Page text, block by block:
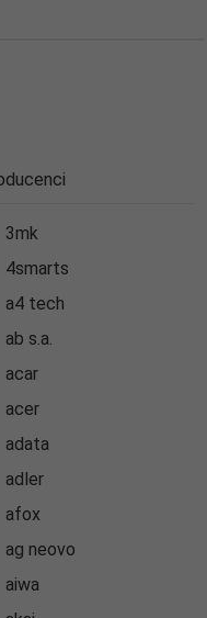
3mk
4smarts
a4 tech
ab s.a.
acar
acer
adata
adler
afox
ag neovo
aiwa